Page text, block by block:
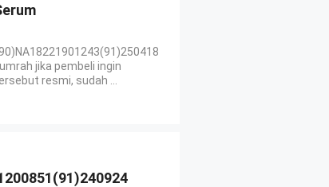
jika pembeli ingin
resmi, sudah ...